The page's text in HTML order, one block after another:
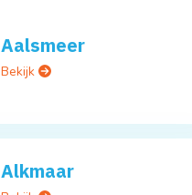
Aalsmeer
Bekijk
Alkmaar